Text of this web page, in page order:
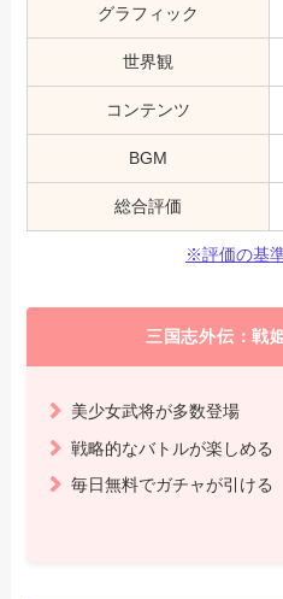
グラフィック
世界観
コンテンツ
BGM
総合評価
※評価の基
三国志外伝：戦
美少女武将が多数登場
戦略的なバトルが楽しめる
毎日無料でガチャが引ける